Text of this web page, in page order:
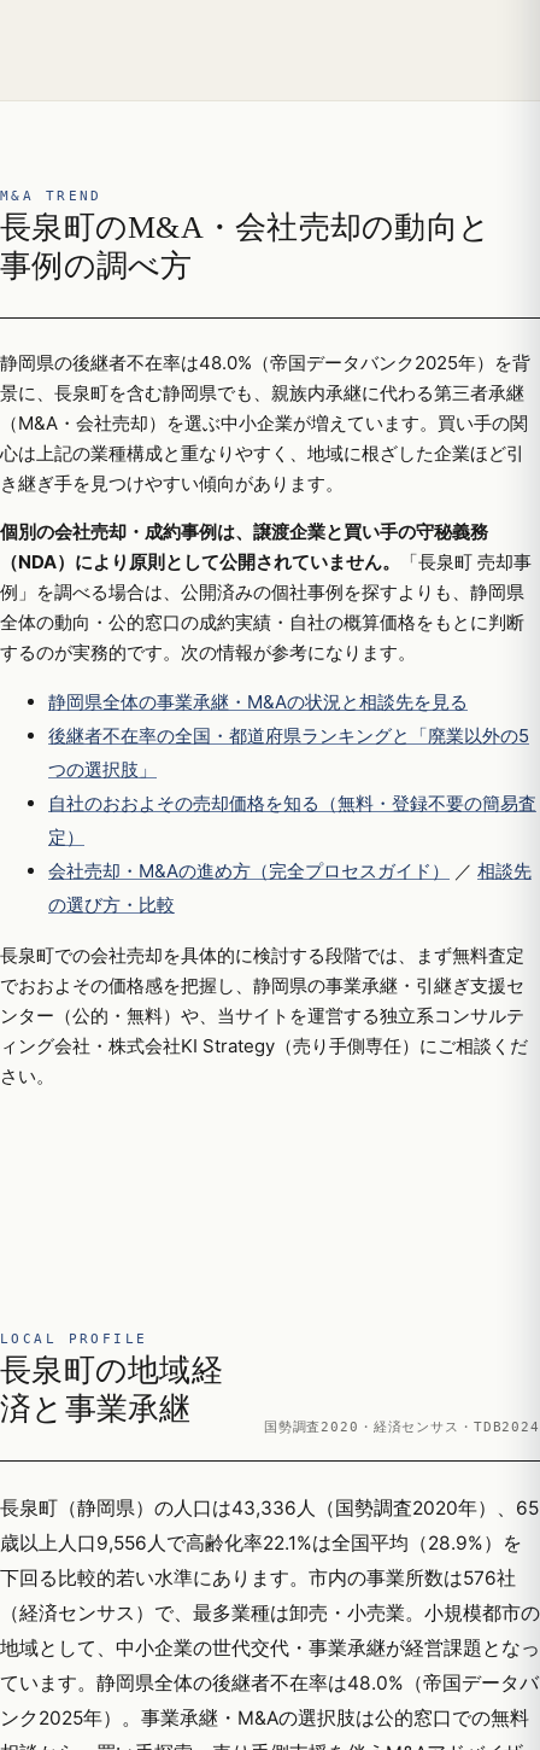
M&A TREND
長泉町のM&A・会社売却の動向と
事例の調べ方
静岡県の後継者不在率は48.0%（帝国データバンク2025年）を背
景に、長泉町を含む静岡県でも、親族内承継に代わる第三者承継
（M&A・会社売却）を選ぶ中小企業が増えています。買い手の関
心は上記の業種構成と重なりやすく、地域に根ざした企業ほど引
き継ぎ手を見つけやすい傾向があります。
個別の会社売却・成約事例は、譲渡企業と買い手の守秘義務
（NDA）により原則として公開されていません。
「長泉町 売却事
例」を調べる場合は、公開済みの個社事例を探すよりも、静岡県
全体の動向・公的窓口の成約実績・自社の概算価格をもとに判断
するのが実務的です。次の情報が参考になります。
静岡県全体の事業承継・M&Aの状況と相談先を見る
後継者不在率の全国・都道府県ランキングと「廃業以外の5
つの選択肢」
自社のおおよその売却価格を知る（無料・登録不要の簡易査
定）
会社売却・M&Aの進め方（完全プロセスガイド）
／ 相談先
の選び方・比較
長泉町での会社売却を具体的に検討する段階では、まず無料査定
でおおよその価格感を把握し、静岡県の事業承継・引継ぎ支援セ
ンター（公的・無料）や、当サイトを運営する独立系コンサルテ
ィング会社・株式会社KI Strategy（売り手側専任）にご相談くだ
さい。
LOCAL PROFILE
長泉町の地域経
済と事業承継
国勢調査2020・経済センサス・TDB2024
長泉町（静岡県）の人口は43,336人（国勢調査2020年）、65
歳以上人口9,556人で高齢化率22.1%は全国平均（28.9%）を
下回る比較的若い水準にあります。市内の事業所数は576社
（経済センサス）で、最多業種は卸売・小売業。小規模都市の
地域として、中小企業の世代交代・事業承継が経営課題となっ
ています。静岡県全体の後継者不在率は48.0%（帝国データバ
ンク2025年）。事業承継・M&Aの選択肢は公的窓口での無料